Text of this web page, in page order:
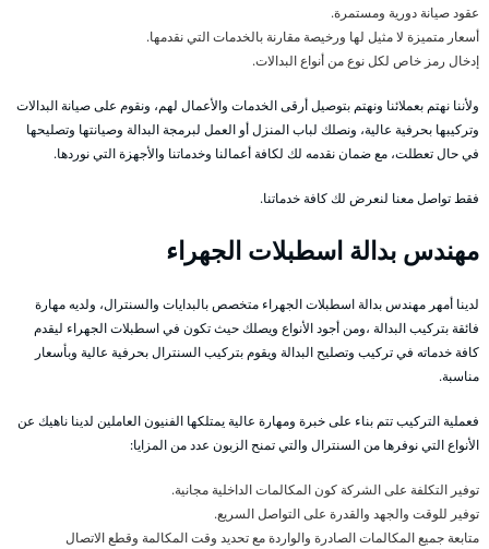
عقود صيانة دورية ومستمرة.
أسعار متميزة لا مثيل لها ورخيصة مقارنة بالخدمات التي نقدمها.
إدخال رمز خاص لكل نوع من أنواع البدالات.
ولأننا نهتم بعملائنا ونهتم بتوصيل أرقى الخدمات والأعمال لهم، ونقوم على صيانة البدالات
وتركيبها بحرفية عالية، ونصلك لباب المنزل أو العمل لبرمجة البدالة وصيانتها وتصليحها
في حال تعطلت، مع ضمان نقدمه لك لكافة أعمالنا وخدماتنا والأجهزة التي نوردها.
فقط تواصل معنا لنعرض لك كافة خدماتنا.
مهندس بدالة اسطبلات الجهراء
لدينا أمهر مهندس بدالة اسطبلات الجهراء متخصص بالبدايات والسنترال، ولديه مهارة
فائقة بتركيب البدالة ،ومن أجود الأنواع ويصلك حيث تكون في اسطبلات الجهراء ليقدم
كافة خدماته في تركيب وتصليح البدالة ويقوم بتركيب السنترال بحرفية عالية وبأسعار
مناسبة.
فعملية التركيب تتم بناء على خبرة ومهارة عالية يمتلكها الفنيون العاملين لدينا ناهيك عن
الأنواع التي نوفرها من السنترال والتي تمنح الزبون عدد من المزايا:
توفير التكلفة على الشركة كون المكالمات الداخلية مجانية.
توفير للوقت والجهد والقدرة على التواصل السريع.
متابعة جميع المكالمات الصادرة والواردة مع تحديد وقت المكالمة وقطع الاتصال